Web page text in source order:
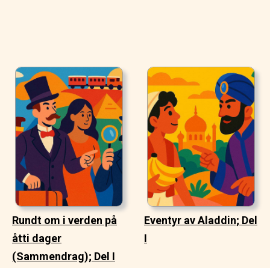
Rundt om i verden på
åtti dager
(Sammendrag); Del I
Eventyr av Aladdin; Del
I